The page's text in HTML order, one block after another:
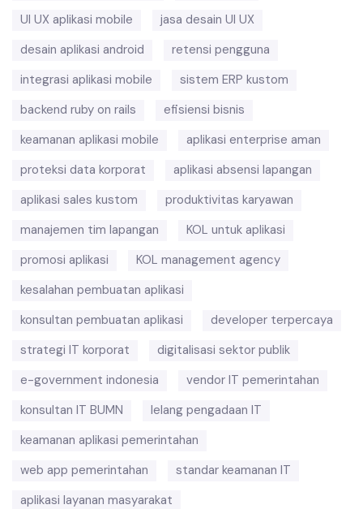
UI UX aplikasi mobile
jasa desain UI UX
desain aplikasi android
retensi pengguna
integrasi aplikasi mobile
sistem ERP kustom
backend ruby on rails
efisiensi bisnis
keamanan aplikasi mobile
aplikasi enterprise aman
proteksi data korporat
aplikasi absensi lapangan
aplikasi sales kustom
produktivitas karyawan
manajemen tim lapangan
KOL untuk aplikasi
promosi aplikasi
KOL management agency
kesalahan pembuatan aplikasi
konsultan pembuatan aplikasi
developer terpercaya
strategi IT korporat
digitalisasi sektor publik
e-government indonesia
vendor IT pemerintahan
konsultan IT BUMN
lelang pengadaan IT
keamanan aplikasi pemerintahan
web app pemerintahan
standar keamanan IT
aplikasi layanan masyarakat